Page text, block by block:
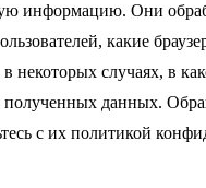
информацию. Они
какие
случаях, в
полученных данных.
с их политикой